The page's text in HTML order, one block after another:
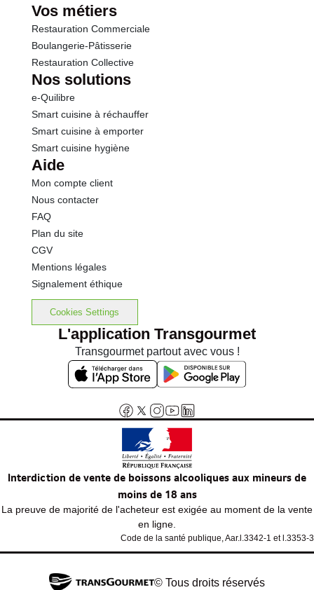
Vos métiers
Restauration Commerciale
Boulangerie-Pâtisserie
Restauration Collective
Nos solutions
e-Quilibre
Smart cuisine à réchauffer
Smart cuisine à emporter
Smart cuisine hygiène
Aide
Mon compte client
Nous contacter
FAQ
Plan du site
CGV
Mentions légales
Signalement éthique
Cookies Settings
L'application Transgourmet
Transgourmet partout avec vous !
Interdiction de vente de boissons alcooliques aux mineurs de
moins de 18 ans
La preuve de majorité de l'acheteur est exigée au moment de la vente
en ligne.
Code de la santé publique, Aar.l.3342-1 et l.3353-3
© Tous droits réservés